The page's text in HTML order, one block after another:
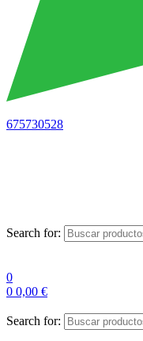
675730528
Search for:
0
0 0,00 €
Search for: